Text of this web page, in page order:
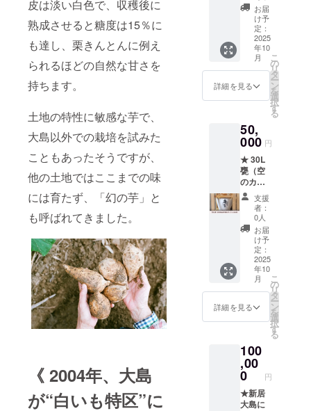
皮は淡い白色で、収穫後に
熟成させると糖度は15％に
も達し、栗きんとんに例え
られるほどの自然な甘さを
持ちます。
土地の特性に敏感な芋で、
大島以外での栽培を試みた
こともあったそうですが、
他の土地ではここまでの味
には育たず、「幻の芋」と
も呼ばれてきました。
《 2004年、大島
が“白いも特区”に
クレ
ジット
掲載
（掲載
期間：
2025年
～、事
業が存
載予定
／掲載
方法：
テキス
ト掲
載。掲
載箇所
はクラ
ウド
ファン
ディン
グ御礼
ページ
にて掲
載を予
おりま
す／支
必ず備
考欄に
掲載を
希望さ
れるお
名前を
記載い
たしま
す） ・
親子二
代物語
の動画5
（メー
ルにて
トの限
定URL
を記載
いたし
ます）
・ 七福
芋本舗
HPに支
援者氏
名（ペ
ンネー
ム可）
クレ
ジット
掲載
期間：
2025年
業が存
続する
限り掲
載予定
／掲載
す。 ※
以下特
典 ・20
年振り
返り年
表 ・
ミュー
ジシャ
さん歌
音源
ルにて
ダウン
ロード
URLを
記載い
たしま
す） ・
親子二
代物語
の動画5
（メー
動画閲
覧サイ
を記載
いたし
ます）
・ 七福
芋本舗
HPに支
URLを
記載い
たしま
す） ・
親子二
代物語
の動画5
本
覧サイ
トの限
定URL
を記載
いたし
ます）
・ 七福
芋本舗
HPに支
援者氏
名（ペ
ンネー
ム可）
クレ
ジット
掲載
（掲載
～、事
業が存
続する
限り掲
載予定
／掲載
新居浜
の地
ビール
「ひめ
ビール
各種6本
セッ
ト」 20
年熟成
された
酎
720mL
瓶と、
新居浜
の地
ビール
「ひめ
ビー
ル」各
種6本
セット
（愛媛
果汁食
品製
造）を
セット
でお届
典 ・20
年振り
返り年
表 ・
ミュー
ジシャ
お届
け予
定：
2025
年10
月
詳細を見る
こ
の
リ
タ
ー
ン
を
選
択
す
る
50,
000 円
★ 30L
甕（空
のカ
メ）
（送料
込み）
※こちら
のリ
ターン
品は、
お酒の
入って
いない
空カメ
となり
ます。
が20年
染み込
んだ“本
物の
甕”。 焼
酎やウ
支援
者：
0人
お届
け予
定：
2025
年10
月
詳細を見る
こ
の
リ
タ
ー
ン
を
選
択
す
る
100
,00
0 円
★新居
⼤島に